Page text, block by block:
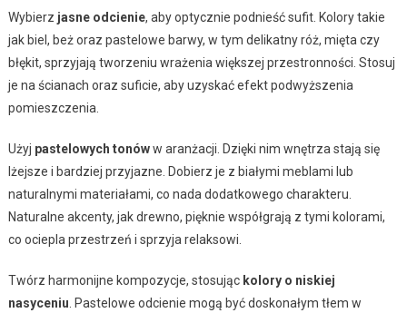
Wybierz jasne odcienie, aby optycznie podnieść sufit. Kolory takie
jak biel, beż oraz pastelowe barwy, w tym delikatny róż, mięta czy
błękit, sprzyjają tworzeniu wrażenia większej przestronności. Stosuj
je na ścianach oraz suficie, aby uzyskać efekt podwyższenia
pomieszczenia.
Użyj pastelowych tonóww aranżacji. Dzięki nim wnętrza stają się
lżejsze i bardziej przyjazne. Dobierz je z białymi meblami lub
naturalnymi materiałami, co nada dodatkowego charakteru.
Naturalne akcenty, jak drewno, pięknie współgrają z tymi kolorami,
co ociepla przestrzeń i sprzyja relaksowi.
Twórz harmonijne kompozycje, stosując kolory o niskiej
nasyceniu . Pastelowe odcienie mogą być doskonałym tłem w